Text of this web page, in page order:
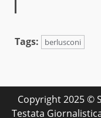
Tags: berlusconi
Copyright 2025 ©
Testata